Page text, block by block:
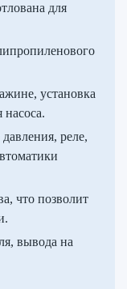
для
установка
насоса.
реле,
что позволит
вывода на